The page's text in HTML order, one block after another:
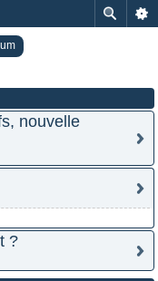
nouvelle
?